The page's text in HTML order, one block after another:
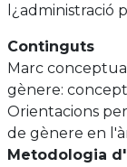
l¿administració
Continguts
Marc
gènere:
Orientacions
de gènere en
Metodologia